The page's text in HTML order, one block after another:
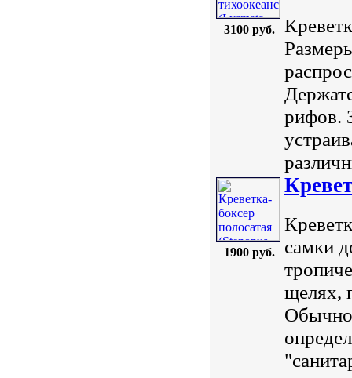
3100 руб.
рифов.
1900 руб.
самки
щелях,
Обычно